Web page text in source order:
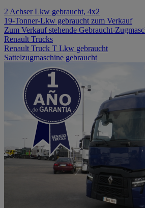
2 Achser Lkw gebraucht, 4x2
19-Tonner-Lkw gebraucht zum Verkauf
Zum Verkauf stehende Gebraucht-
Renault Trucks
Renault Truck T Lkw gebraucht
Sattelzugmaschine gebraucht